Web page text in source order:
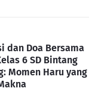
dan Doa Bersama
6 SD Bintang
Momen Haru yang